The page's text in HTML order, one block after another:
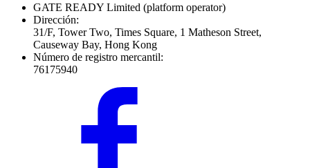
GATE READY Limited (platform operator)
Dirección:
31/F, Tower Two, Times Square, 1 Matheson Street,
Causeway Bay, Hong Kong
Número de registro mercantil:
76175940